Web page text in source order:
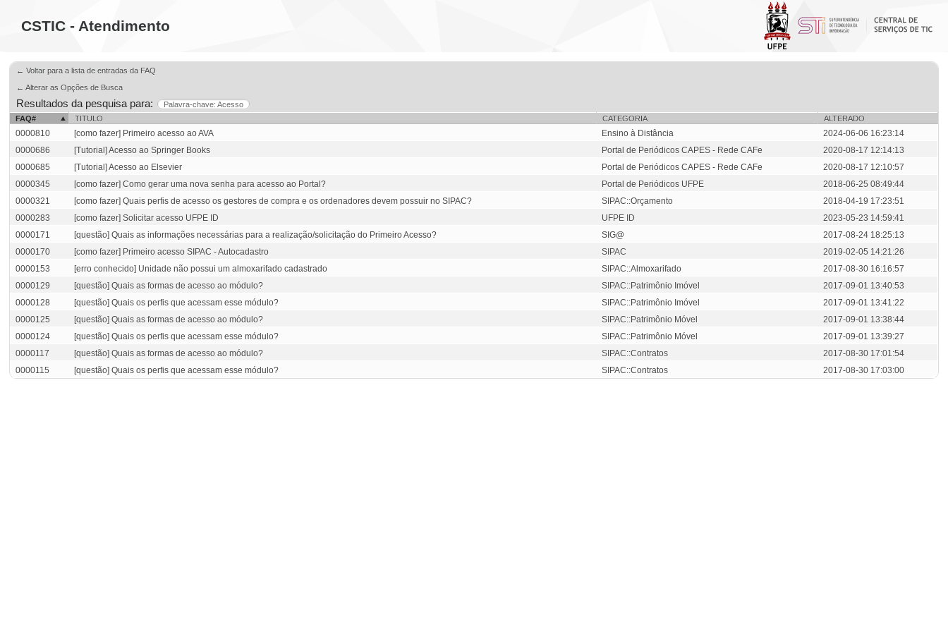
CSTIC - Atendimento
← Voltar para a lista de entradas da FAQ
← Alterar as Opções de Busca
Resultados da pesquisa para:
Palavra-chave: Acesso
FAQ#
TITULO CATEGORIA ALTERADO
0000810 [como fazer] Primeiro acesso ao AVA Ensino à Distância
2024-06-06 16:23:14
0000686
[Tutorial] Acesso ao Springer Books Portal de Periódicos CAPES - Rede CAFe
2020-08-17 12:14:13
0000685
[Tutorial] Acesso ao Elsevier Portal de Periódicos CAPES - Rede CAFe
2020-08-17 12:10:57
0000345
[como fazer] Como gerar uma nova senha para acesso ao Portal? Portal de Periódicos UFPE
2018-06-25 08:49:44
0000321
[como fazer] Quais perfis de acesso os gestores de compra e os ordenadores devem possuir no SIPAC? SIPAC::Orçamento
2018-04-19 17:23:51
0000283
[como fazer] Solicitar acesso UFPE ID UFPE ID
2023-05-23 14:59:41
0000171
[questão] Quais as informações necessárias para a realização/solicitação do Primeiro Acesso? SIG@
2017-08-24 18:25:13
0000170
[como fazer] Primeiro acesso SIPAC - Autocadastro SIPAC
2019-02-05 14:21:26
0000153
[erro conhecido] Unidade não possui um almoxarifado cadastrado SIPAC::Almoxarifado
2017-08-30 16:16:57
0000129
[questão] Quais as formas de acesso ao módulo? SIPAC::Patrimônio Imóvel
2017-09-01 13:40:53
0000128
[questão] Quais os perfis que acessam esse módulo? SIPAC::Patrimônio Imóvel
2017-09-01 13:41:22
0000125
[questão] Quais as formas de acesso ao módulo? SIPAC::Patrimônio Móvel
2017-09-01 13:38:44
0000124
[questão] Quais os perfis que acessam esse módulo? SIPAC::Patrimônio Móvel
2017-09-01 13:39:27
0000117
[questão] Quais as formas de acesso ao módulo? SIPAC::Contratos
2017-08-30 17:01:54
0000115
[questão] Quais os perfis que acessam esse módulo? SIPAC::Contratos 2017-08-30 17:03:00